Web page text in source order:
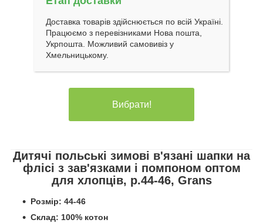
Доставка товарів здійснюється по всій Україні.
Працюємо з перевізниками Нова пошта,
Укрпошта. Можливий самовивіз у
Хмельницькому.
Вибрати!
Дитячі польські зимові в'язані шапки на
флісі з зав'язками і помпоном оптом
для хлопців, р.44-46, Grans
Розмір: 44-46
Склад: 100% котон